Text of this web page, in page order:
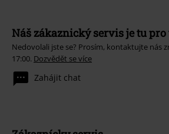
Náš zákaznický servis je tu pro
Nedovolali jste se? Prosím, kontaktujte nás
17:00. Dozvědět se více
Zahájit chat